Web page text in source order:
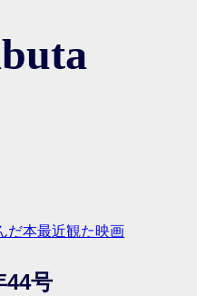
だ本最近観た映画
44号